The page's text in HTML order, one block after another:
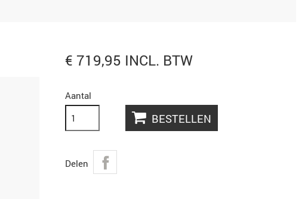
€ 719,95 INCL. BTW
Aantal
BESTELLEN
Delen